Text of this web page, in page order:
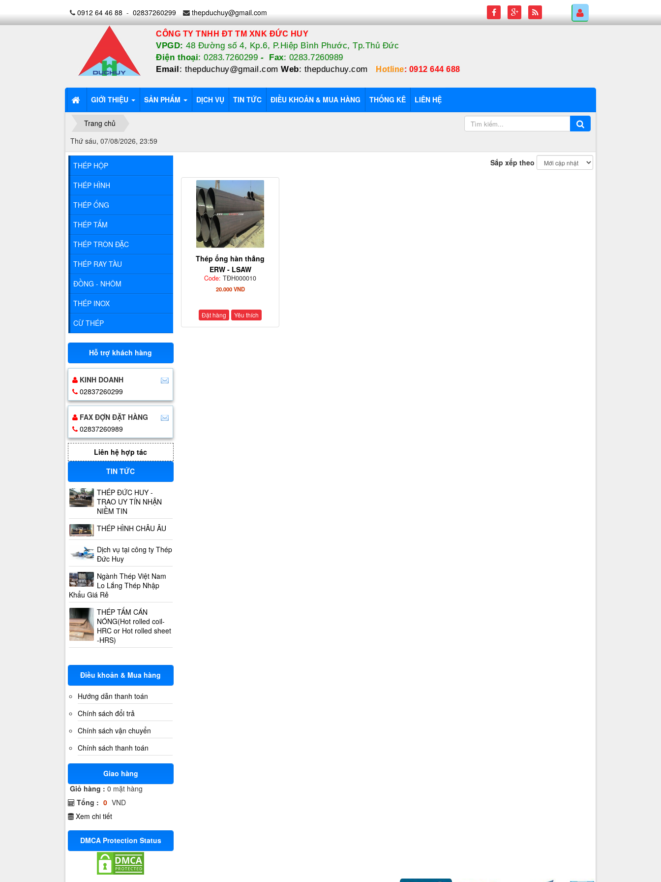
0912 64 46 88 - 02837260299 thepduchuy@gmail.com
CÔNG TY TNHH ĐT TM XNK ĐỨC HUY
VPGD: 48 Đường số 4, Kp.6, P.Hiệp Bình Phước, Tp.Thủ Đức
Điện thoại: 0283.7260299 - Fax: 0283.7260989
Email: thepduchuy@gmail.com Web: thepduchuy.com Hotline: 0912 644 688
GIỚI THIỆU SẢN PHẨM DỊCH VỤ TIN TỨC ĐIỀU KHOẢN & MUA HÀNG THỐNG KÊ LIÊN HỆ
Trang chủ
Thứ sáu, 07/08/2026, 23:59
Sắp xếp theo
Thép ống hàn thẳng
ERW - LSAW
Code: TĐH000010
20.000 VND
Đặt hàng Yêu thích
THÉP HỘP
THÉP HÌNH
THÉP ỐNG
THÉP TẤM
THÉP TRÒN ĐẶC
THÉP RAY TÀU
ĐỒNG - NHÔM
THÉP INOX
CỪ THÉP
Hỗ trợ khách hàng
KINH DOANH
02837260299
FAX ĐỢN ĐẶT HÀNG
02837260989
Liên hệ hợp tác
TIN TỨC
THÉP ĐỨC HUY -
TRAO UY TÍN NHẬN
NIỀM TIN
THÉP HÌNH CHÂU ÂU
Dịch vụ tại công ty Thép
Đức Huy
Ngành Thép Việt Nam
Lo Lắng Thép Nhập
Khẩu Giá Rẻ
THÉP TẤM CÁN
NÓNG(Hot rolled coil-
HRC or Hot rolled sheet
-HRS)
Điều khoản & Mua hàng
Hướng dẫn thanh toán
Chính sách đổi trả
Chính sách vận chuyển
Chính sách thanh toán
Giao hàng
Giỏ hàng : 0 mặt hàng
Tổng : 0 VND
Xem chi tiết
DMCA Protection Status